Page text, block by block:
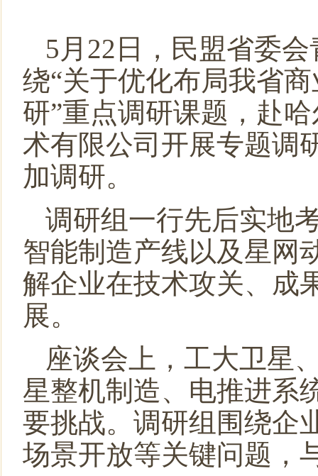
5月22日，民盟省委
绕“关于优化布局我省
研”重点调研课题，赴
术有限公司开展专题调
加调研。
调研组一行先后实地
智能制造产线以及星网
解企业在技术攻关、成
展。
座谈会上，工大卫星
星整机制造、电推进系
要挑战。调研组围绕企
场景开放等关键问题，